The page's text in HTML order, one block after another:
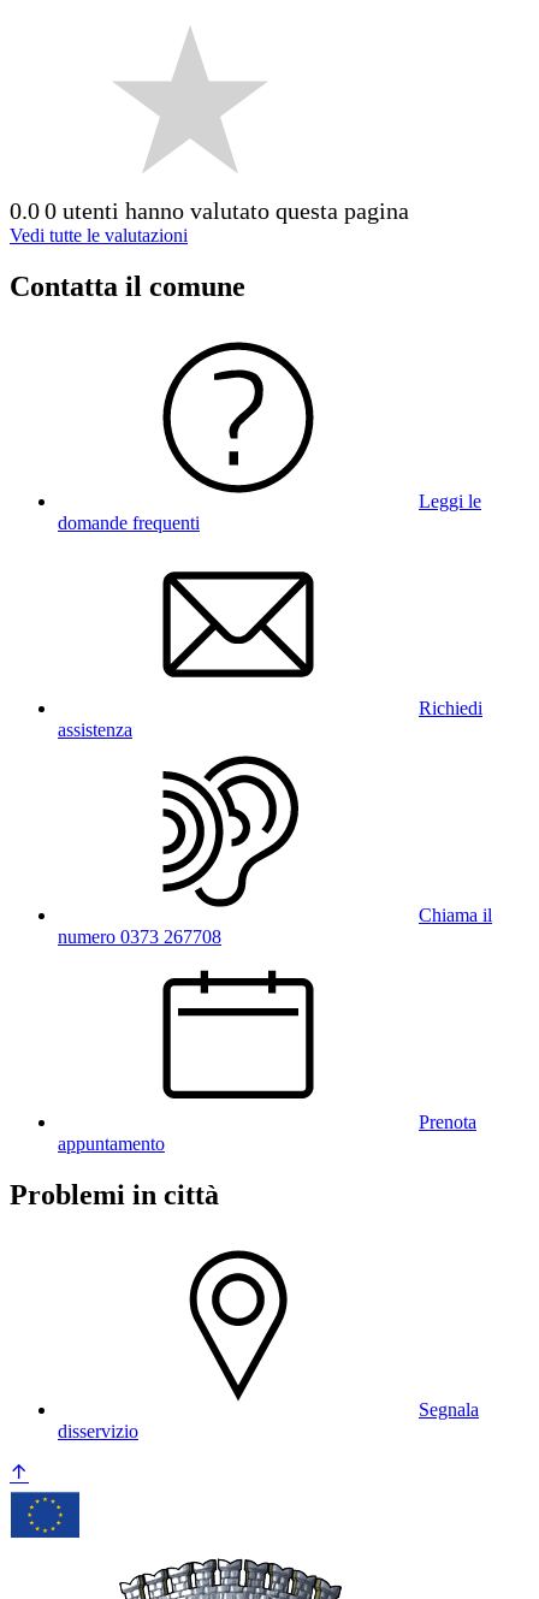
0.00 utenti hanno valutato questa pagina
Vedi tutte le valutazioni
Contatta il comune
Leggi le
domande frequenti
Richiedi
assistenza
Chiama il
numero 0373 267708
Prenota
appuntamento
Problemi in città
Segnala
disservizio